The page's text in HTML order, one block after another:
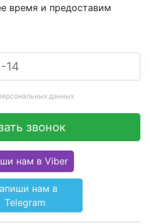
время и предоставим
данных
звонок
нам в Viber
нам в
Telegram